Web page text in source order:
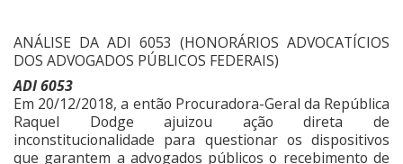
ANÁLISE DA ADI 6053 (HONORÁRIOS ADVOCATÍCIOS
DOS ADVOGADOS PÚBLICOS FEDERAIS)
ADI 6053
Em 20/12/2018, a então Procuradora-Geral da República
Raquel Dodge ajuizou ação direta de
inconstitucionalidade para questionar os dispositivos
que garantem a advogados públicos o recebimento de